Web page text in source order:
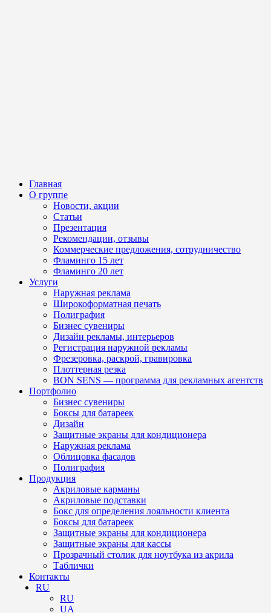
Главная
О группе
Новости, акции
Статьи
Презентация
Рекомендации, отзывы
Коммерческие предложения, сотрудничество
Фламинго 15 лет
Фламинго 20 лет
Услуги
Наружная реклама
Широкоформатная печать
Полиграфия
Бизнес сувениры
Дизайн рекламы, интерьеров
Регистрация наружной рекламы
Фрезеровка, раскрой, гравировка
Плоттерная резка
BON SENS — программа для рекламных агентств
Портфолио
Бизнес сувениры
Боксы для батареек
Дизайн
Защитные экраны для кондиционера
Наружная реклама
Облицовка фасадов
Полиграфия
Продукция
Акриловые карманы
Акриловые подставки
Бокс для определения лояльности клиента
Боксы для батареек
Защитные экраны для кондиционера
Защитные экраны для кассы
Прозрачный столик для ноутбука из акрила
Таблички
Контакты
RU
RU
UA